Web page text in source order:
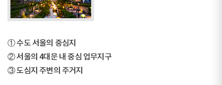
① 수도 서울의 중심지
② 서울의 4대문 내 중심 업무지구
③ 도심지 주변의 주거지